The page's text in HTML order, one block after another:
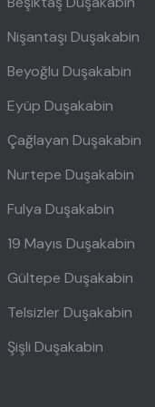
Nişantaşı Duşakabin
Beyoğlu Duşakabin
Eyüp Duşakabin
Çağlayan Duşakabin
Nurtepe Duşakabin
Fulya Duşakabin
19 Mayıs Duşakabin
Gültepe Duşakabin
Telsizler Duşakabin
Şişli Duşakabin